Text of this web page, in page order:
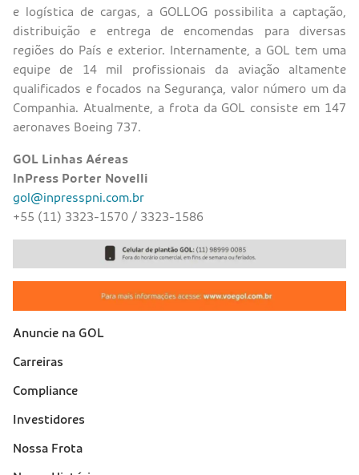
e logística de cargas, a GOLLOG possibilita a captação,
distribuição e entrega de encomendas para diversas
regiões do País e exterior. Internamente, a GOL tem uma
equipe de 14 mil profissionais da aviação altamente
qualificados e focados na Segurança, valor número um da
Companhia. Atualmente, a frota da GOL consiste em 147
aeronaves Boeing 737.
GOL Linhas Aéreas
InPress Porter Novelli
gol@inpresspni.com.br
+55 (11) 3323-1570 / 3323-1586
Sobre a Gol (footer)
Anuncie na GOL
Carreiras
Compliance
Investidores
Nossa Frota